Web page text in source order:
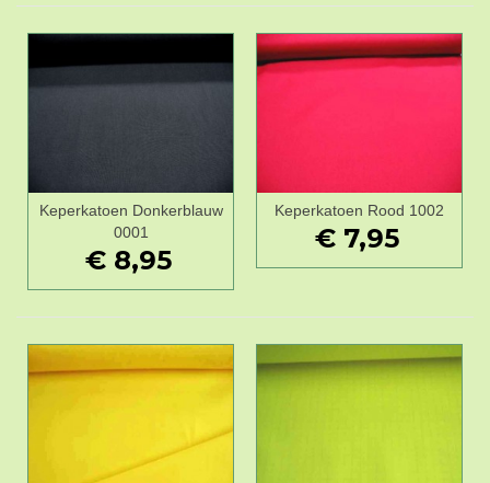
Keperkatoen Donkerblauw
0001
€ 8,95
Keperkatoen Rood 1002
€ 7,95